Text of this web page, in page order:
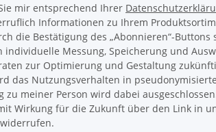
mir entsprechend Ihrer
Informationen zu Ihrem
die Bestätigung des „Abonnieren“-
individuelle Messung, Speicherung und
zur Optimierung und Gestaltung
das Nutzungsverhalten in
zu meiner Person wird dabei
Wirkung für die Zukunft über den Link in